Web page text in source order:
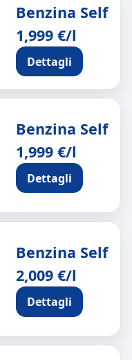
Benzina Self
1,999 €/l
Dettagli
Benzina Self
1,999 €/l
Dettagli
Benzina Self
2,009 €/l
Dettagli